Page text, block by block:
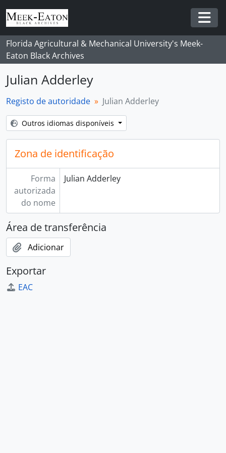
Skip to main content
Florida Agricultural & Mechanical University's Meek-
Eaton Black Archives
Julian Adderley
Registo de autoridade Julian Adderley
Outros idiomas disponíveis
Zona de identificação
Forma
autorizada
do nome
Julian Adderley
Área de transferência
Adicionar
Exportar
EAC